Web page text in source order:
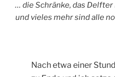
… die Schränke, das
und vieles mehr sind alle
Nach etwa einer